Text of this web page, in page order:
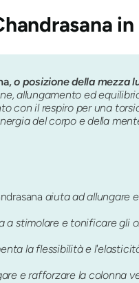
in
o posizione della mezza
allungamento ed
con il respiro per una
del corpo e della
aiuta ad allungare
a stimolare e tonificare gli
la flessibilità e
e rafforzare la colonna